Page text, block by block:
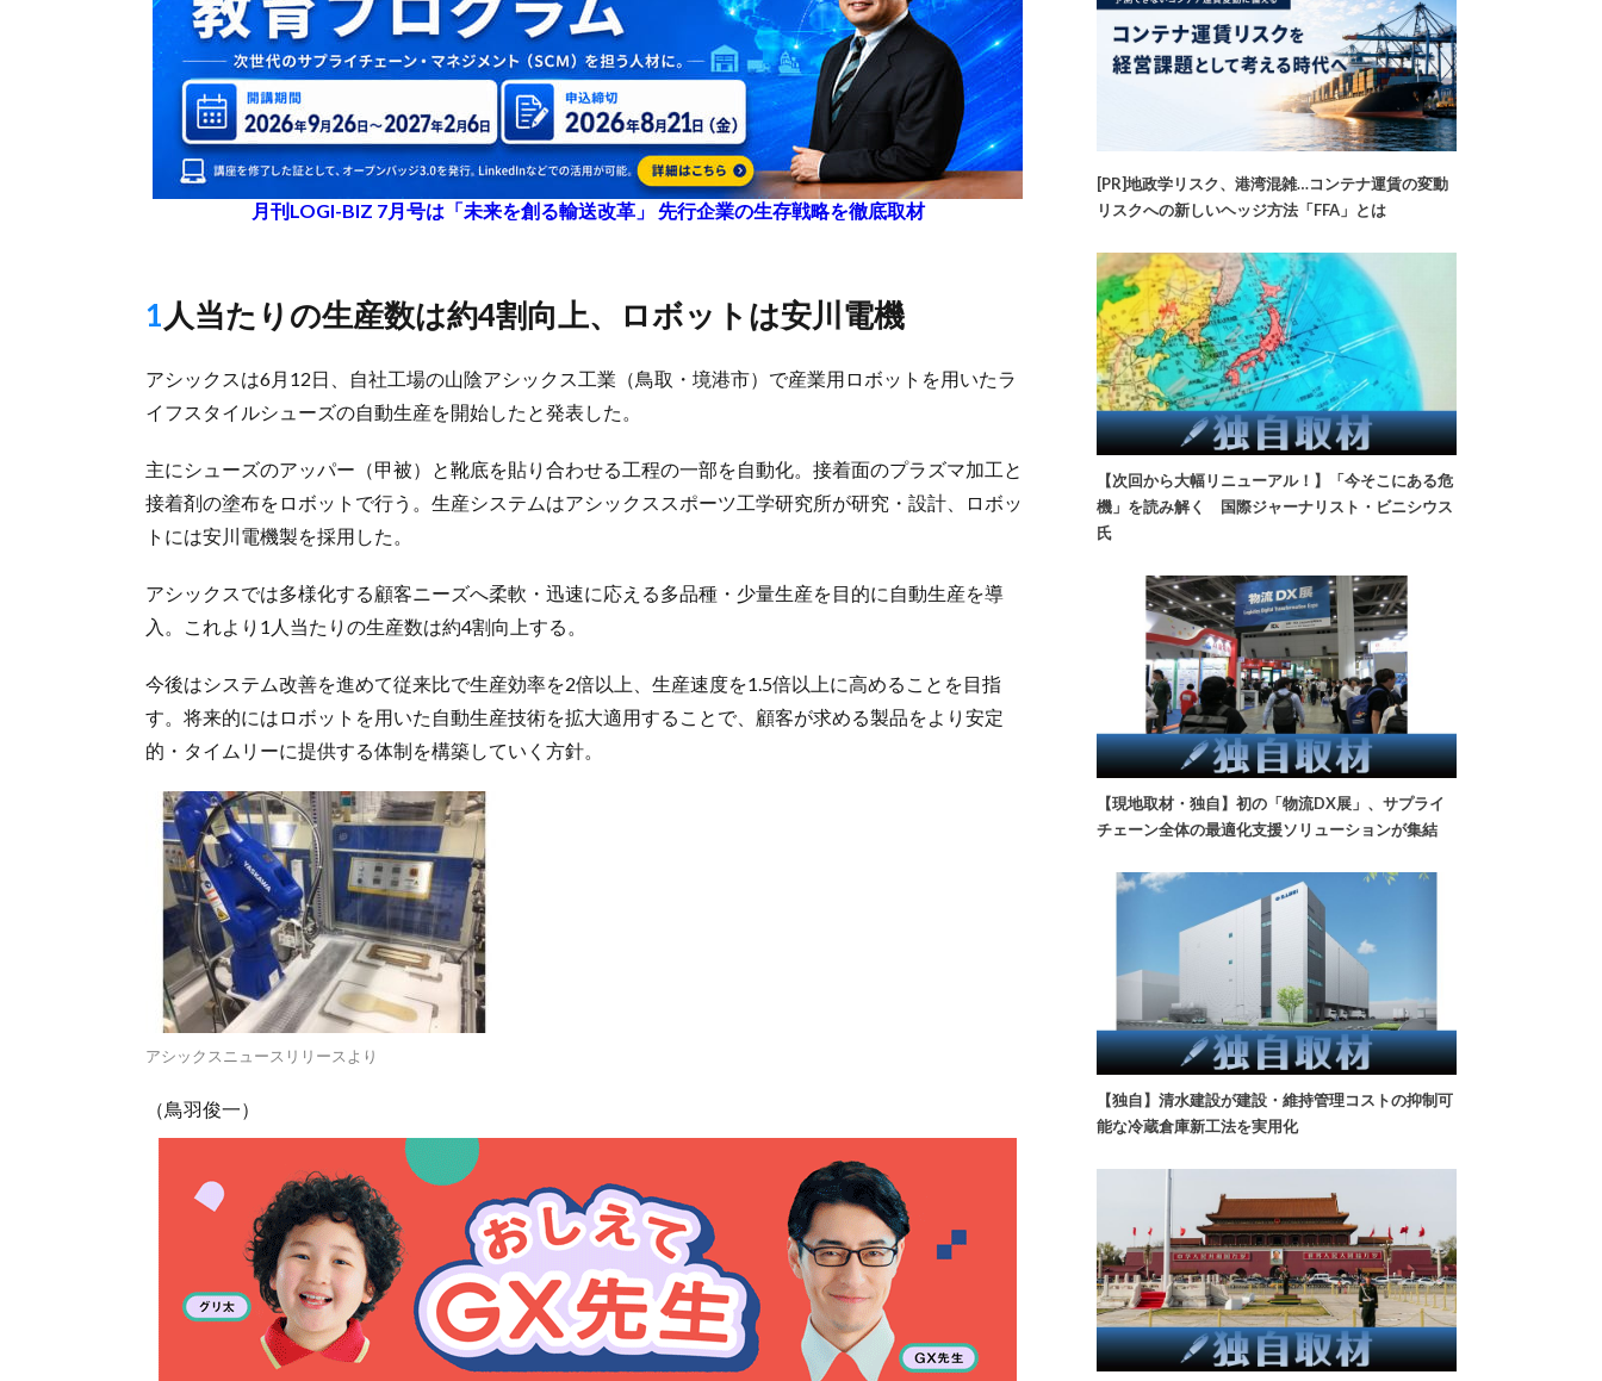
月刊LOGI-BIZ 7月号は「未来を創る輸送改革」 先行企業の生存戦略を徹底取材
1人当たりの生産数は約4割向上、ロボットは安川電機
アシックスは6月12日、自社工場の山陰アシックス工業（鳥取・境港市）で産業用ロボットを用いたラ
イフスタイルシューズの自動生産を開始したと発表した。
主にシューズのアッパー（甲被）と靴底を貼り合わせる工程の一部を自動化。接着面のプラズマ加工と
接着剤の塗布をロボットで行う。生産システムはアシックススポーツ工学研究所が研究・設計、ロボッ
トには安川電機製を採用した。
アシックスでは多様化する顧客ニーズへ柔軟・迅速に応える多品種・少量生産を目的に自動生産を導
入。これより1人当たりの生産数は約4割向上する。
今後はシステム改善を進めて従来比で生産効率を2倍以上、生産速度を1.5倍以上に高めることを目指
す。将来的にはロボットを用いた自動生産技術を拡大適用することで、顧客が求める製品をより安定
的・タイムリーに提供する体制を構築していく方針。
アシックスニュースリリースより
（鳥羽俊一）
[PR]地政学リスク、港湾混雑…コンテナ運賃の変動
リスクへの新しいヘッジ方法「FFA」とは
【次回から大幅リニューアル！】「今そこにある危
機」を読み解く 国際ジャーナリスト・ビニシウス
氏
【現地取材・独自】初の「物流DX展」、サプライ
チェーン全体の最適化支援ソリューションが集結
【独自】清水建設が建設・維持管理コストの抑制可
能な冷蔵倉庫新工法を実用化